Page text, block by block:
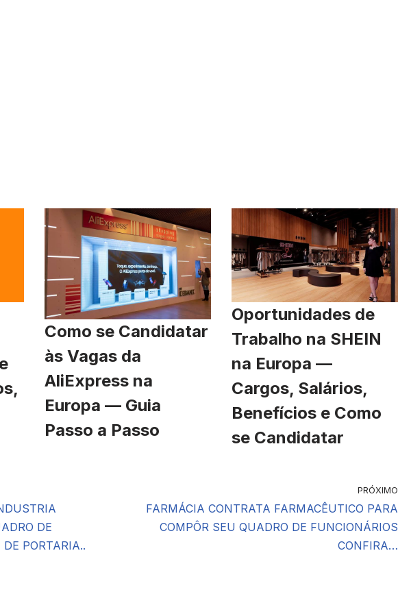
Como se Candidatar
às Vagas da
AliExpress na
Europa — Guia
Passo a Passo
Oportunidades de
Trabalho na SHEIN
na Europa —
Cargos, Salários,
Benefícios e Como
se Candidatar
DE
PORTARIA..
PRÓXIMO
FARMÁCIA CONTRATA FARMACÊUTICO PARA
COMPÔR SEU QUADRO DE FUNCIONÁRIOS
CONFIRA…